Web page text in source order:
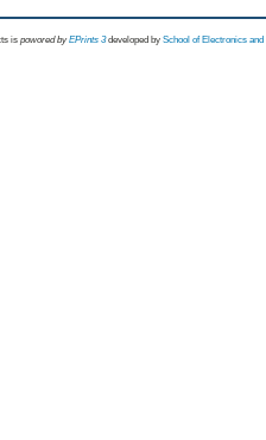
is powored byEPrints 3 developed by School of Electronics